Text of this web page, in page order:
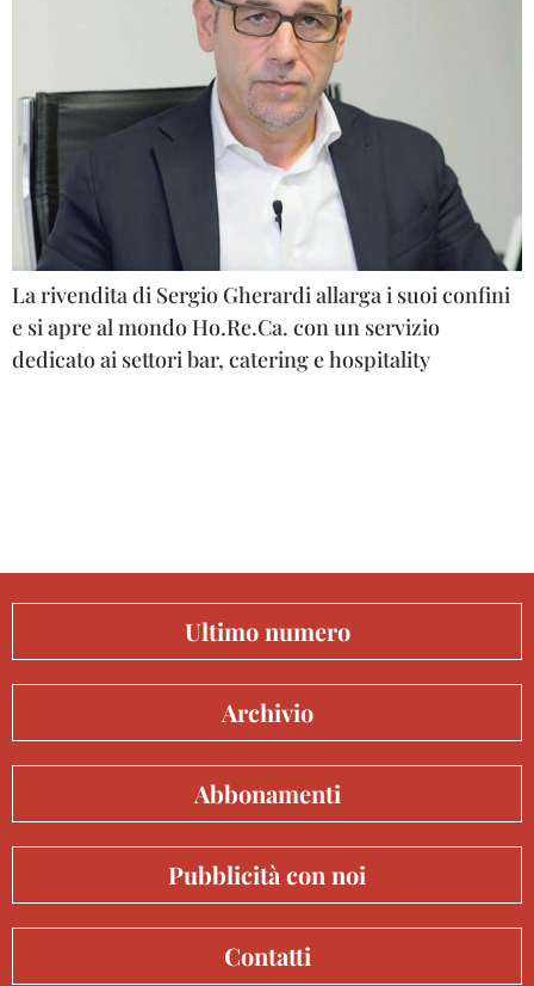
La rivendita di Sergio Gherardi allarga i suoi confini
e si apre al mondo Ho.Re.Ca. con un servizio
dedicato ai settori bar, catering e hospitality
Ultimo numero
Archivio
Abbonamenti
Pubblicità con noi
Contatti